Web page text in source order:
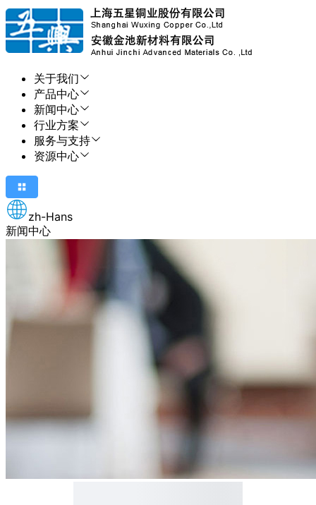
关于我们
产品中心
新闻中心
行业方案
服务与支持
资源中心
zh-Hans
新闻中心